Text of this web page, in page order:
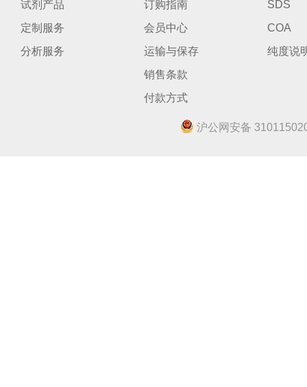
试剂产品
定制服务
分析服务
订购指南
会员中心
运输与保存
销售条款
付款方式
SDS
COA
纯度说
沪公网安备